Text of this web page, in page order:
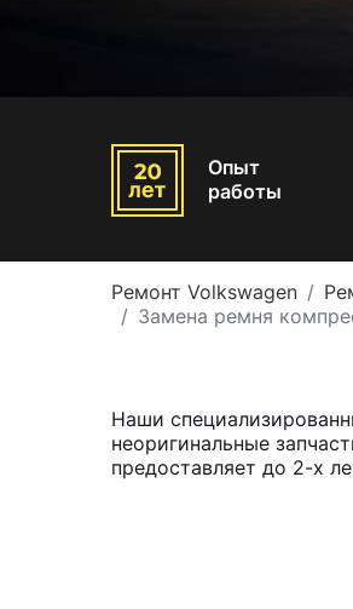
Опыт
работы
Ремонт Volkswagen
Замена ремня
Наши
неоригинальные
предоставляет до 2-х